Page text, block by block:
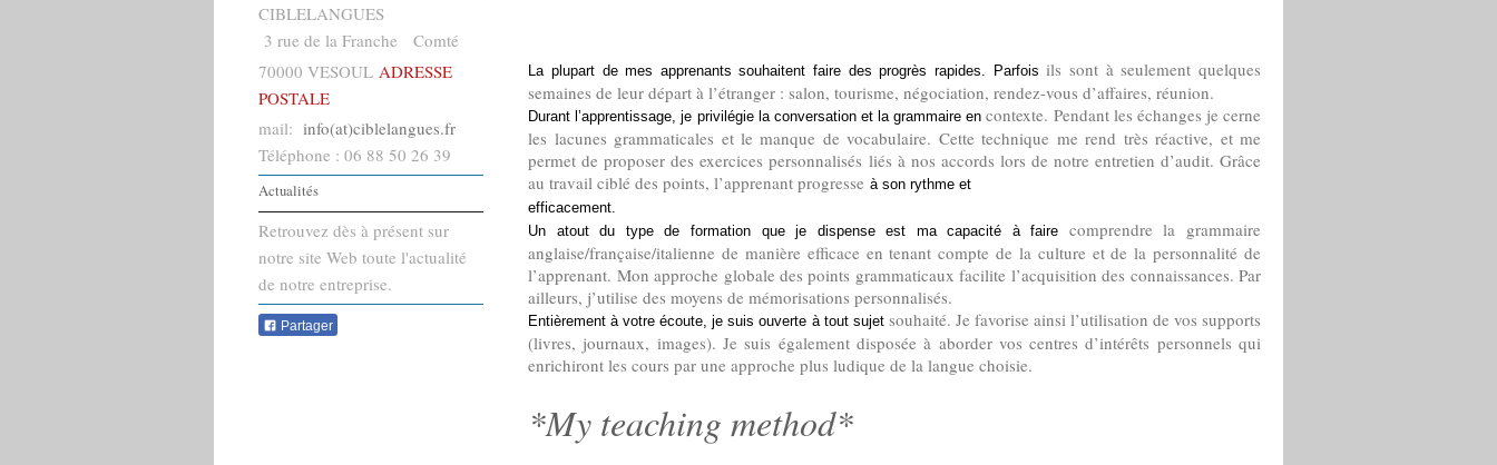
La plupart de mes apprenants souhaitent faire des progrès rapides. Parfois ils sont à seulement quelques
semaines de leur départ à l’étranger : salon, tourisme, négociation, rendez-vous d’affaires, réunion.
Durant l’apprentissage, je privilégie la conversation et la grammaire en contexte. Pendant les échanges je cerne
les lacunes grammaticales et le manque de vocabulaire. Cette technique me rend très réactive, et me
permet de proposer des exercices personnalisés liés à nos accords lors de notre entretien d’audit. Grâce
au travail ciblé des points, l’apprenant progresseà son rythme et
efficacement.
Un atout du type de formation que je dispense est ma capacité à faire
comprendre la grammaire
anglaise/française/italienne de manière efficace en tenant compte de la culture et de la personnalité de
l’apprenant. Mon approche globale des points grammaticaux facilite l’acquisition des connaissances. Par
ailleurs, j’utilise des moyens de mémorisations personnalisés.
Entièrement à votre écoute, je suis ouverte à tout sujetsouhaité. Je favorise ainsi l’utilisation de vos supports
(livres, journaux, images). Je suis également disposée à aborder vos centres d’intérêts personnels qui
enrichiront les cours par une approche plus ludique de la langue choisie.
*My teaching method*
CIBLELANGUES
3 rue de la Franche Comté
70000 VESOUL ADRESSE
POSTALE
mail: info(at)ciblelangues.fr
Téléphone : 06 88 50 26 39
Actualités
Retrouvez dès à présent sur
notre site Web toute l'actualité
de notre entreprise.
Partager